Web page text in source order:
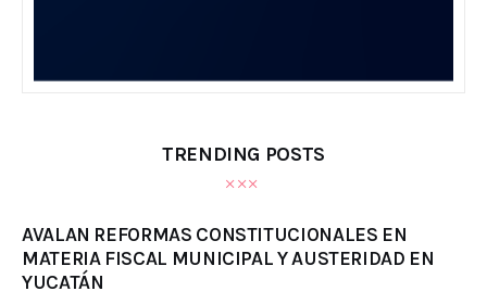
TRENDING POSTS
AVALAN REFORMAS CONSTITUCIONALES EN
MATERIA FISCAL MUNICIPAL Y AUSTERIDAD EN
YUCATÁN